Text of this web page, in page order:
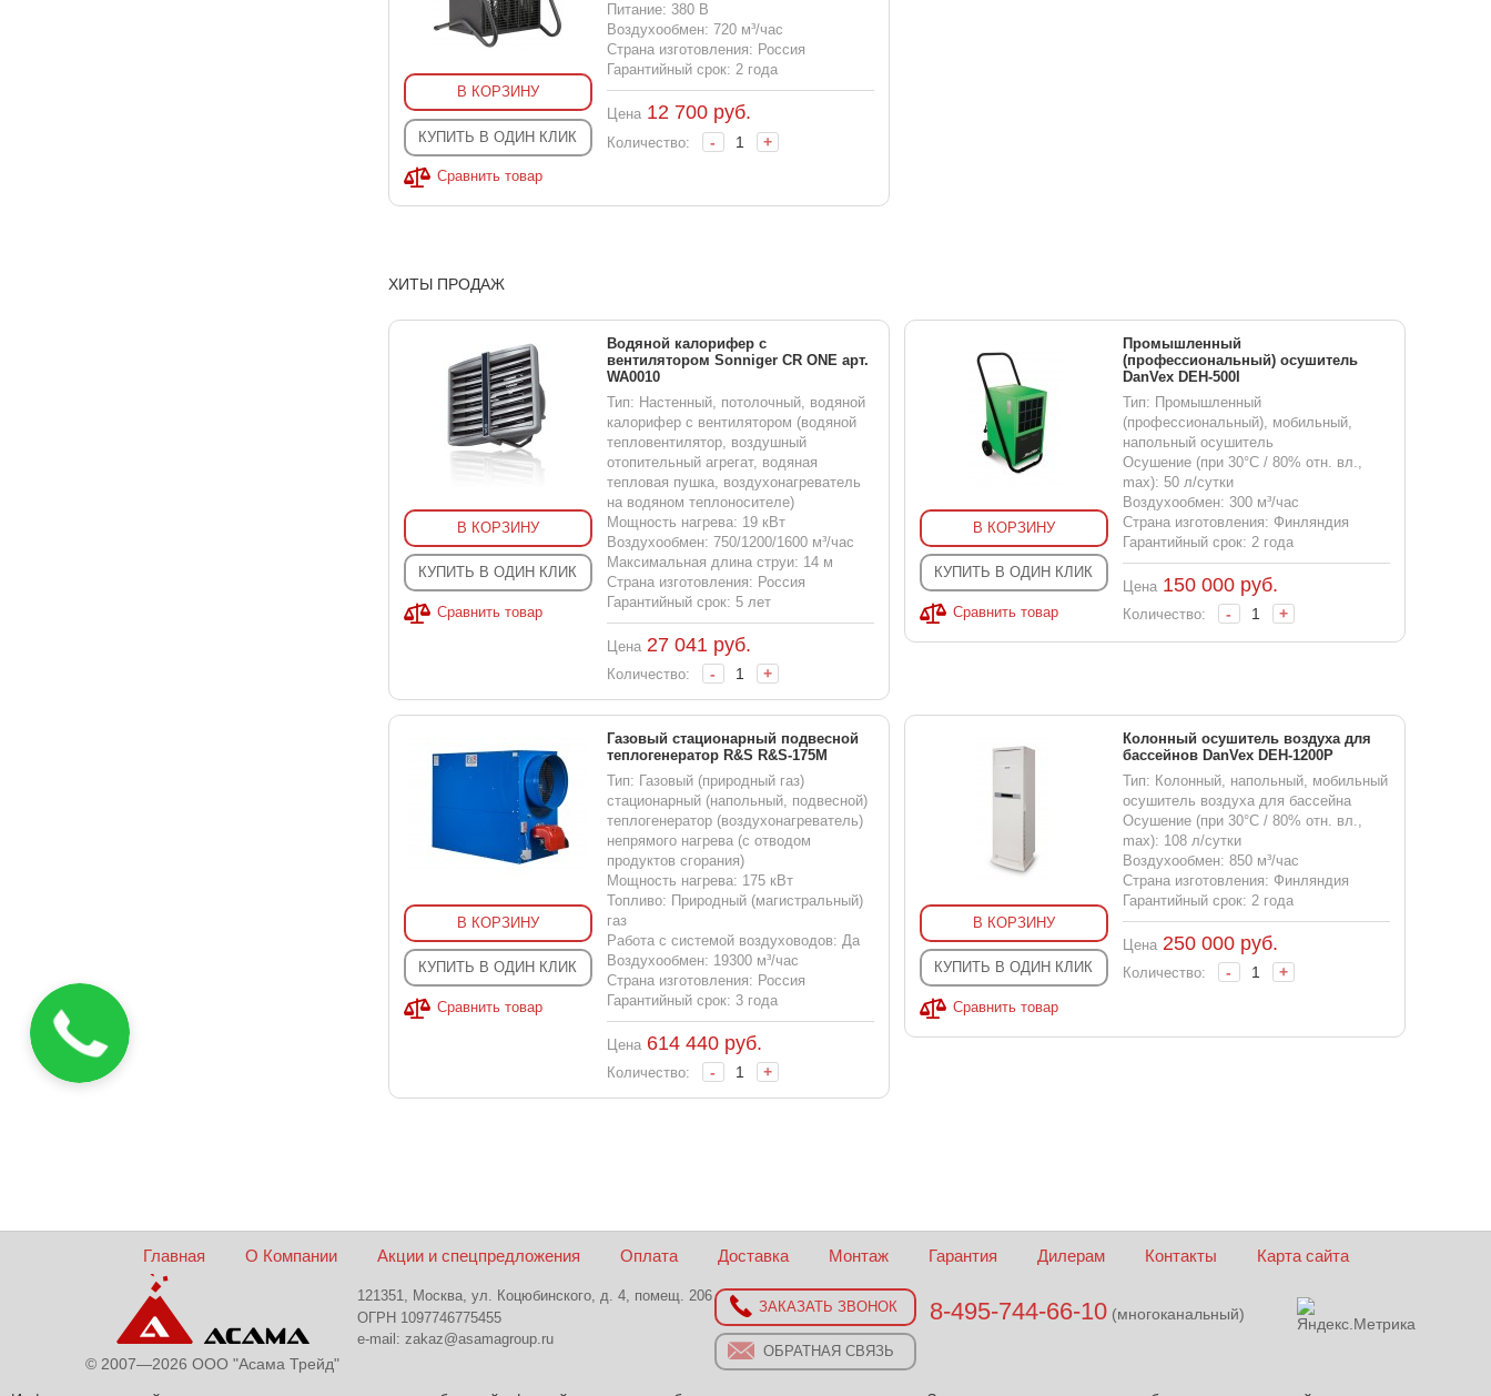
В КОРЗИНУ
КУПИТЬ В ОДИН КЛИК
Сравнить товар
Питание: 380 В
Воздухообмен: 720 м³/час
Страна изготовления: Россия
Гарантийный срок: 2 года
Цена 12 700руб.
Количество: - +
ХИТЫ ПРОДАЖ
В КОРЗИНУ
КУПИТЬ В ОДИН КЛИК
Сравнить товар
Водяной калорифер с
вентилятором Sonniger CR ONE арт.
WA0010
Тип: Настенный, потолочный, водяной
калорифер с вентилятором (водяной
тепловентилятор, воздушный
отопительный агрегат, водяная
тепловая пушка, воздухонагреватель
на водяном теплоносителе)
Мощность нагрева: 19 кВт
Воздухообмен: 750/1200/1600 м³/час
Максимальная длина струи: 14 м
Страна изготовления: Россия
Гарантийный срок: 5 лет
Цена 27 041 руб.
Количество: - +
В КОРЗИНУ
КУПИТЬ В ОДИН КЛИК
Сравнить товар
Промышленный
(профессиональный) осушитель
DanVex DEH-500I
Тип: Промышленный
(профессиональный), мобильный,
напольный осушитель
Осушение (при 30°С / 80% отн. вл.,
max): 50 л/сутки
Воздухообмен: 300 м³/час
Страна изготовления: Финляндия
Гарантийный срок: 2 года
Цена 150 000руб.
Количество: - +
В КОРЗИНУ
КУПИТЬ В ОДИН КЛИК
Сравнить товар
Газовый стационарный подвесной
теплогенератор R&S R&S-175M
Тип: Газовый (природный газ)
стационарный (напольный, подвесной)
теплогенератор (воздухонагреватель)
непрямого нагрева (с отводом
продуктов сгорания)
Мощность нагрева: 175 кВт
Топливо: Природный (магистральный)
газ
Работа с системой воздуховодов: Да
Воздухообмен: 19300 м³/час
Страна изготовления: Россия
Гарантийный срок: 3 года
Цена 614 440руб.
Количество: - +
В КОРЗИНУ
КУПИТЬ В ОДИН КЛИК
Сравнить товар
Колонный осушитель воздуха для
бассейнов DanVex DEH-1200P
Тип: Колонный, напольный, мобильный
осушитель воздуха для бассейна
Осушение (при 30°С / 80% отн. вл.,
max): 108 л/сутки
Воздухообмен: 850 м³/час
Страна изготовления: Финляндия
Гарантийный срок: 2 года
Цена 250 000руб.
Количество: - +
Главная О Компании Акции и спецпредложения Оплата Доставка Монтаж Гарантия Дилерам Контакты Карта сайта
© 2007—2026 ООО "Асама Трейд"
121351, Москва, ул. Коцюбинского, д. 4, помещ. 206
ОГРН 1097746775455
e-mail: zakaz@asamagroup.ru
ЗАКАЗАТЬ ЗВОНОК
ОБРАТНАЯ СВЯЗЬ
8-495-744-66-10 (многоканальный)